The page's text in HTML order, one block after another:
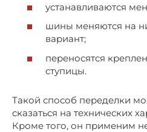
устанавливаются
шины меняются на
вариант;
переносятся
ступицы.
Такой способ переделки
сказаться на технических
Кроме того, он применим